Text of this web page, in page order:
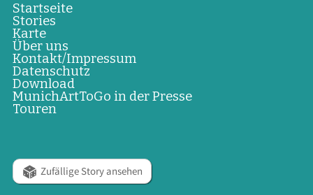
Startseite
Stories
Karte
Über uns
Kontakt/Impressum
Datenschutz
Download
MunichArtToGo in der Presse
Touren
Zufällige Story ansehen